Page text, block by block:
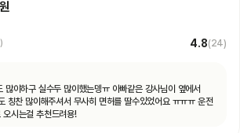
4.8(24)
많이하구 실수두 많이했는뎅ㅠ 아빠같은 강사님이 옆에서
칭찬 많이해주셔서 무사히 면허를 딸수있었어요 ㅠㅠㅠ 운전
시는걸 추천드려용!